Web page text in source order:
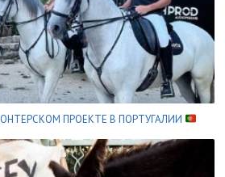
ПРОЕКТЕ В ПОРТУГАЛИИ